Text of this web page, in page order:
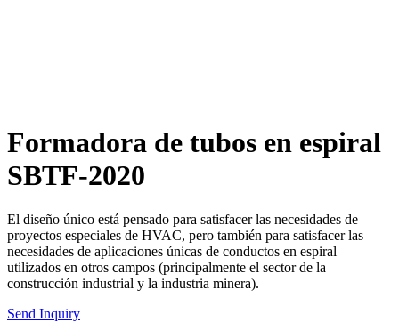
Formadora de tubos en espiral
SBTF-2020
El diseño único está pensado para satisfacer las necesidades de
proyectos especiales de HVAC, pero también para satisfacer las
necesidades de aplicaciones únicas de conductos en espiral
utilizados en otros campos (principalmente el sector de la
construcción industrial y la industria minera).
Send Inquiry